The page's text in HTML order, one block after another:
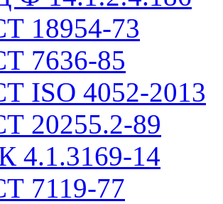
18954-73
7636-85
ISO 4052-2013
20255.2-89
4.1.3169-14
7119-77